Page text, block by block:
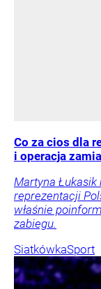
Co za cios dla
i operacja
Martyna Łukasik
reprezentacji
właśnie
zabiegu.
SiatkówkaSport